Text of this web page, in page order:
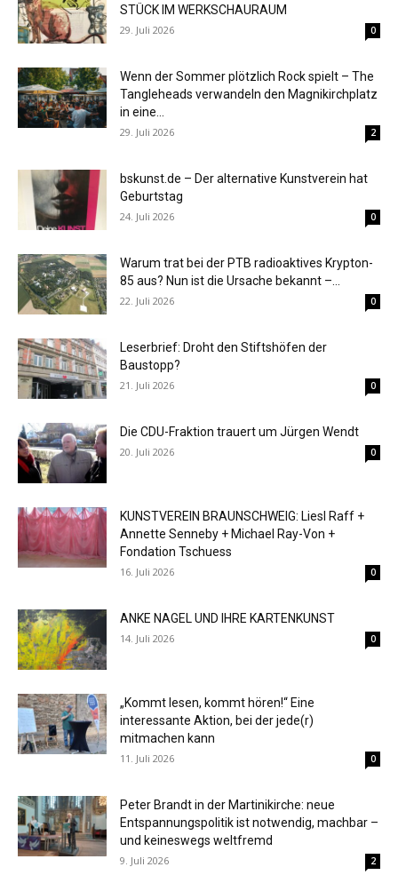
STÜCK IM WERKSCHAURAUM
29. Juli 2026 0
Wenn der Sommer plötzlich Rock spielt – The
Tangleheads verwandeln den Magnikirchplatz
in eine...
29. Juli 2026 2
bskunst.de – Der alternative Kunstverein hat
Geburtstag
24. Juli 2026 0
Warum trat bei der PTB radioaktives Krypton-
85 aus? Nun ist die Ursache bekannt –...
22. Juli 2026 0
Leserbrief: Droht den Stiftshöfen der
Baustopp?
21. Juli 2026 0
Die CDU-Fraktion trauert um Jürgen Wendt
20. Juli 2026 0
KUNSTVEREIN BRAUNSCHWEIG: Liesl Raff +
Annette Senneby + Michael Ray-Von +
Fondation Tschuess
16. Juli 2026 0
ANKE NAGEL UND IHRE KARTENKUNST
14. Juli 2026 0
„Kommt lesen, kommt hören!“ Eine
interessante Aktion, bei der jede(r)
mitmachen kann
11. Juli 2026 0
Peter Brandt in der Martinikirche: neue
Entspannungspolitik ist notwendig, machbar –
und keineswegs weltfremd
9. Juli 2026 2